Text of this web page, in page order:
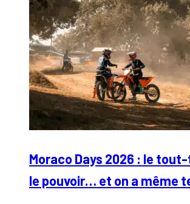
Moraco Days 2026 : le
le pouvoir… et on a même